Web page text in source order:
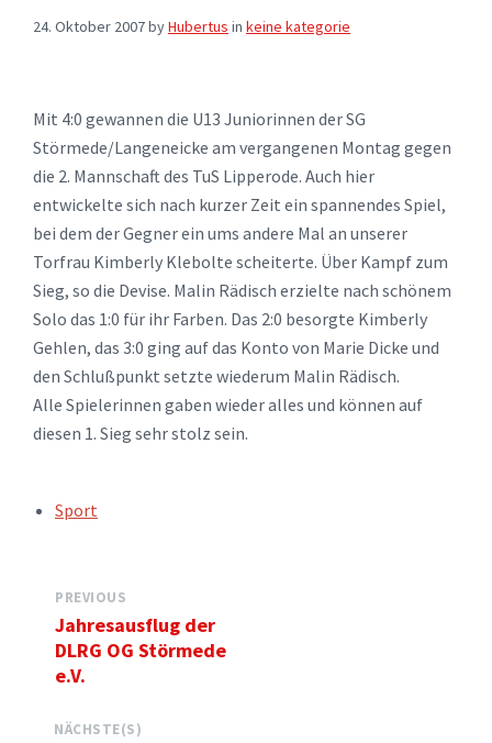
24. Oktober 2007byHubertus in keine kategorie
Mit 4:0 gewannen die U13 Juniorinnen der SG
Störmede/Langeneicke am vergangenen Montag gegen
die 2. Mannschaft des TuS Lipperode. Auch hier
entwickelte sich nach kurzer Zeit ein spannendes Spiel,
bei dem der Gegner ein ums andere Mal an unserer
Torfrau Kimberly Klebolte scheiterte. Über Kampf zum
Sieg, so die Devise. Malin Rädisch erzielte nach schönem
Solo das 1:0 für ihr Farben. Das 2:0 besorgte Kimberly
Gehlen, das 3:0 ging auf das Konto von Marie Dicke und
den Schlußpunkt setzte wiederum Malin Rädisch.
Alle Spielerinnen gaben wieder alles und können auf
diesen 1. Sieg sehr stolz sein.
TAGS:Sport
PREVIOUS
Jahresausflug der
DLRG OG Störmede
e.V.
NÄCHSTE(S)